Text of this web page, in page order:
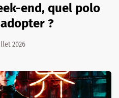
end, quel polo
?
2026